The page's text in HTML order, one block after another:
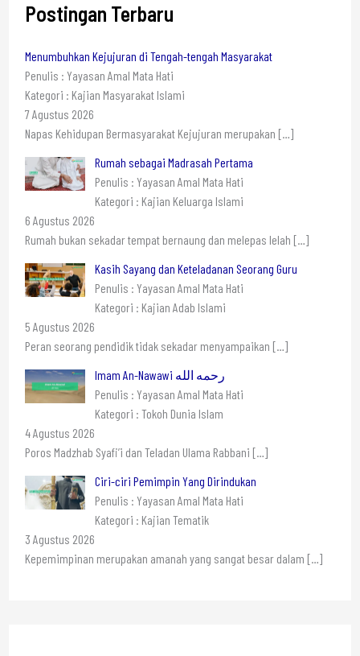
Postingan Terbaru
Menumbuhkan Kejujuran di Tengah-tengah Masyarakat
Penulis : Yayasan Amal Mata Hati
Kategori : Kajian Masyarakat Islami
7 Agustus 2026
Napas Kehidupan Bermasyarakat Kejujuran merupakan […]
Rumah sebagai Madrasah Pertama
Penulis : Yayasan Amal Mata Hati
Kategori : Kajian Keluarga Islami
6 Agustus 2026
Rumah bukan sekadar tempat bernaung dan melepas lelah […]
Kasih Sayang dan Keteladanan Seorang Guru
Penulis : Yayasan Amal Mata Hati
Kategori : Kajian Adab Islami
5 Agustus 2026
Peran seorang pendidik tidak sekadar menyampaikan […]
Imam An-Nawawi رحمه الله
Penulis : Yayasan Amal Mata Hati
Kategori : Tokoh Dunia Islam
4 Agustus 2026
Poros Madzhab Syafi’i dan Teladan Ulama Rabbani […]
Ciri-ciri Pemimpin Yang Dirindukan
Penulis : Yayasan Amal Mata Hati
Kategori : Kajian Tematik
3 Agustus 2026
Kepemimpinan merupakan amanah yang sangat besar dalam […]